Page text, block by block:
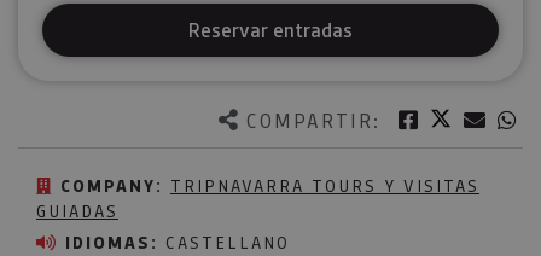
COMPARTIR: Facebook
Twitter
COMPANY: TRIPNAVARRA TOURS Y VISITAS
GUIADAS
IDIOMAS: CASTELLANO
Reservar entradas